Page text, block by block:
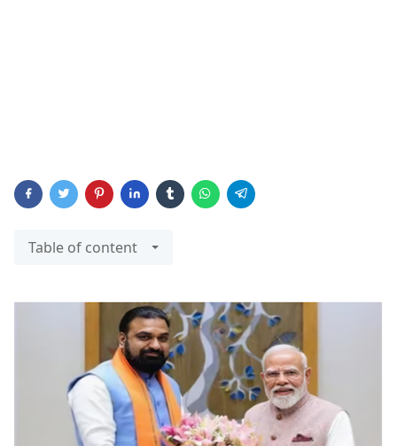
Table of content